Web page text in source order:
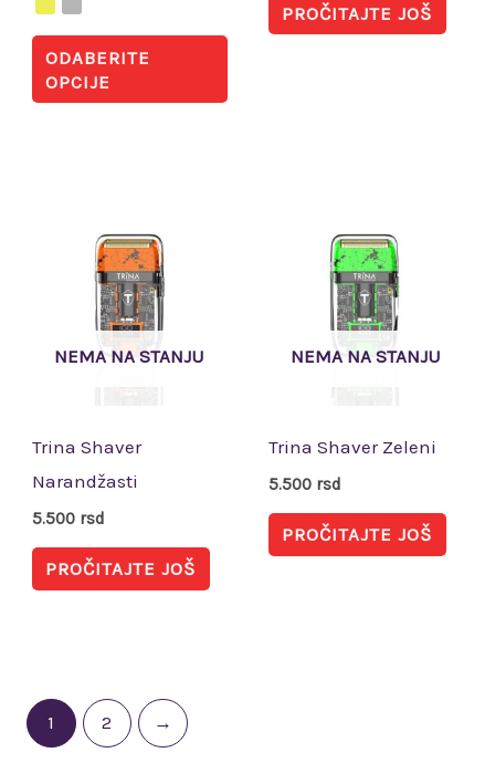
ODABERITE
OPCIJE
stranici
PROČITAJTE JOŠ
NEMA NA STANJU
Trina Shaver
Narandžasti
5.500 rsd
PROČITAJTE JOŠ
NEMA NA STANJU
Trina Shaver Zeleni
5.500 rsd
PROČITAJTE JOŠ
1 2 →